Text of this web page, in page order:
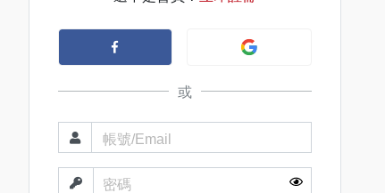
或
帳號/Email
密碼